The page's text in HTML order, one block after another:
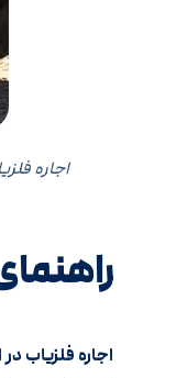
اجاره
اجاره فلزیاب